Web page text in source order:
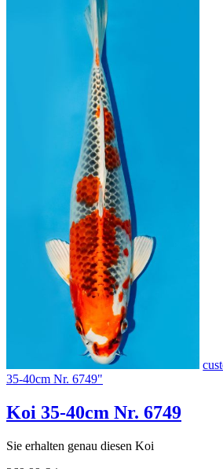
35-40cm Nr. 6749"
Koi 35-40cm Nr. 6749
Sie erhalten genau diesen Koi